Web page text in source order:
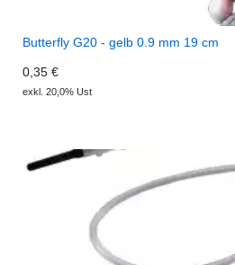
Butterfly G20 - gelb 0.9 mm 19 cm
0,35 €
exkl. 20,0% Ust